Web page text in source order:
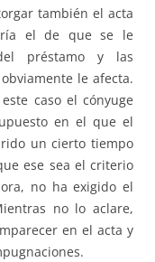
también el acta
el de que se le
préstamo y las
le afecta.
caso el cónyuge
en el que el
un cierto tiempo
ese sea el criterio
no ha exigido el
no lo aclare,
en el acta y